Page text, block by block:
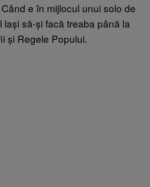
e în mijlocul unui solo de
lași să-și facă treaba până la
și Regele Popului.